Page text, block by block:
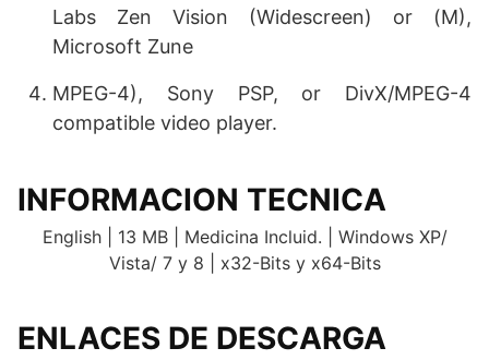
Labs Zen Vision (Widescreen) or (M),
Microsoft Zune
MPEG-4), Sony PSP, or DivX/MPEG-4
compatible video player.
INFORMACION TECNICA
English | 13 MB | Medicina Incluid. | Windows XP/
Vista/ 7 y 8 | x32-Bits y x64-Bits
ENLACES DE DESCARGA